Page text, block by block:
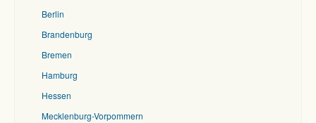
Berlin
Brandenburg
Bremen
Hamburg
Hessen
Mecklenburg-Vorpommern